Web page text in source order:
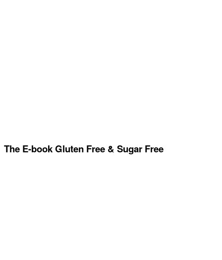
The E-book Gluten Free & Sugar Free